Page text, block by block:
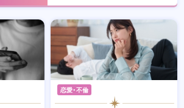
恋愛・不倫